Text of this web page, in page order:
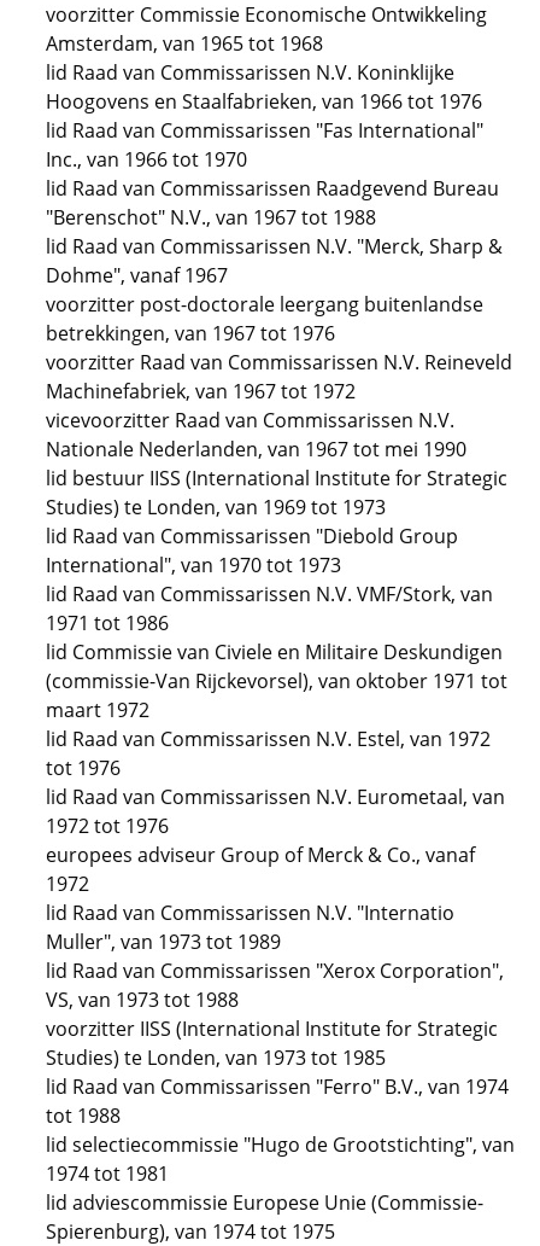
voorzitter Commissie Economische Ontwikkeling
Amsterdam, van 1965 tot 1968
lid Raad van Commissarissen N.V. Koninklijke
Hoogovens en Staalfabrieken, van 1966 tot 1976
lid Raad van Commissarissen "Fas International"
Inc., van 1966 tot 1970
lid Raad van Commissarissen Raadgevend Bureau
"Berenschot" N.V., van 1967 tot 1988
lid Raad van Commissarissen N.V. "Merck, Sharp &
Dohme", vanaf 1967
voorzitter post-doctorale leergang buitenlandse
betrekkingen, van 1967 tot 1976
voorzitter Raad van Commissarissen N.V. Reineveld
Machinefabriek, van 1967 tot 1972
vicevoorzitter Raad van Commissarissen N.V.
Nationale Nederlanden, van 1967 tot mei 1990
lid bestuur IISS (International Institute for Strategic
Studies) te Londen, van 1969 tot 1973
lid Raad van Commissarissen "Diebold Group
International", van 1970 tot 1973
lid Raad van Commissarissen N.V. VMF/Stork, van
1971 tot 1986
lid Commissie van Civiele en Militaire Deskundigen
(commissie-Van Rijckevorsel), van oktober 1971 tot
maart 1972
lid Raad van Commissarissen N.V. Estel, van 1972
tot 1976
lid Raad van Commissarissen N.V. Eurometaal, van
1972 tot 1976
europees adviseur Group of Merck & Co., vanaf
1972
lid Raad van Commissarissen N.V. "Internatio
Muller", van 1973 tot 1989
lid Raad van Commissarissen "Xerox Corporation",
VS, van 1973 tot 1988
voorzitter IISS (International Institute for Strategic
Studies) te Londen, van 1973 tot 1985
lid Raad van Commissarissen "Ferro" B.V., van 1974
tot 1988
lid selectiecommissie "Hugo de Grootstichting", van
1974 tot 1981
lid adviescommissie Europese Unie (Commissie-
Spierenburg), van 1974 tot 1975